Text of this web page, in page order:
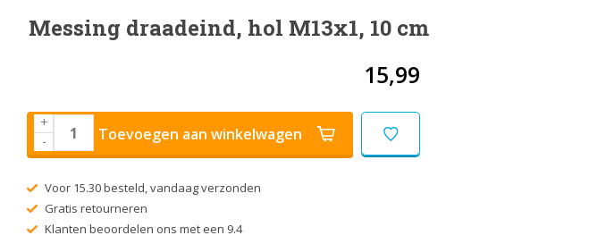
Messing draadeind, hol M13x1, 10 cm
15,99
+
-
Toevoegen aan winkelwagen
Voor 15.30 besteld, vandaag verzonden
Gratis retourneren
Klanten beoordelen ons met een 9.4